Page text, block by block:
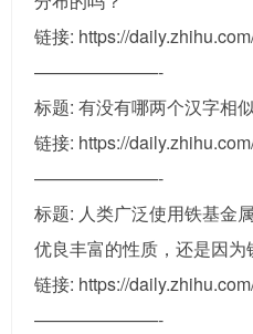
链接: https://
———————-
标题: 有没有哪两个汉字相
链接: https://
———————-
标题: 人类广泛使用铁基金
优良丰富的性质，还是因
链接: https://
———————-